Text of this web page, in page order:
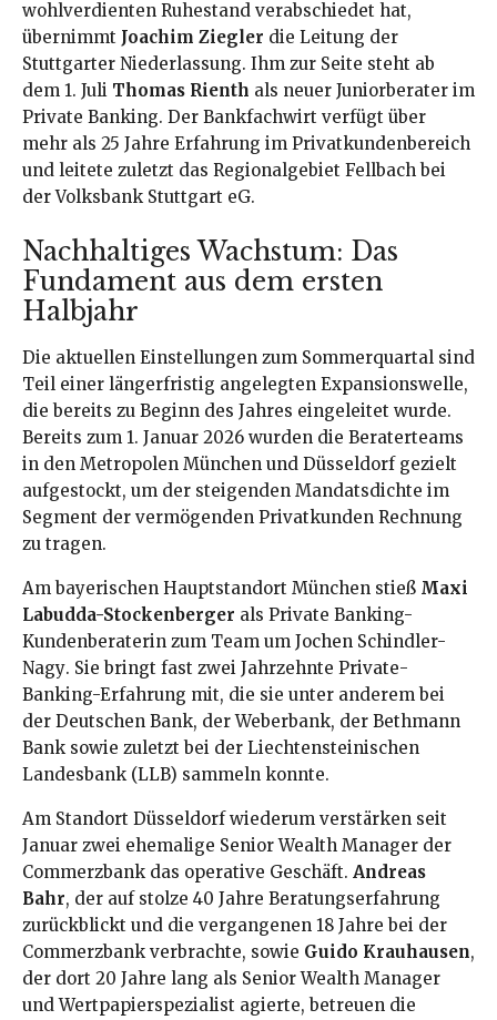
wohlverdienten Ruhestand verabschiedet hat,
übernimmt Joachim Ziegler die Leitung der
Stuttgarter Niederlassung. Ihm zur Seite steht ab
dem 1. Juli Thomas Rienth als neuer Juniorberater im
Private Banking. Der Bankfachwirt verfügt über
mehr als 25 Jahre Erfahrung im Privatkundenbereich
und leitete zuletzt das Regionalgebiet Fellbach bei
der Volksbank Stuttgart eG.
Nachhaltiges Wachstum: Das
Fundament aus dem ersten
Halbjahr
Die aktuellen Einstellungen zum Sommerquartal sind
Teil einer längerfristig angelegten Expansionswelle,
die bereits zu Beginn des Jahres eingeleitet wurde.
Bereits zum 1. Januar 2026 wurden die Beraterteams
in den Metropolen München und Düsseldorf gezielt
aufgestockt, um der steigenden Mandatsdichte im
Segment der vermögenden Privatkunden Rechnung
zu tragen.
Am bayerischen Hauptstandort München stieß Maxi
Labudda-Stockenberger als Private Banking-
Kundenberaterin zum Team um Jochen Schindler-
Nagy. Sie bringt fast zwei Jahrzehnte Private-
Banking-Erfahrung mit, die sie unter anderem bei
der Deutschen Bank, der Weberbank, der Bethmann
Bank sowie zuletzt bei der Liechtensteinischen
Landesbank (LLB) sammeln konnte.
Am Standort Düsseldorf wiederum verstärken seit
Januar zwei ehemalige Senior Wealth Manager der
Commerzbank das operative Geschäft. Andreas
Bahr, der auf stolze 40 Jahre Beratungserfahrung
zurückblickt und die vergangenen 18 Jahre bei der
Commerzbank verbrachte, sowie Guido Krauhausen,
der dort 20 Jahre lang als Senior Wealth Manager
und Wertpapierspezialist agierte, betreuen die